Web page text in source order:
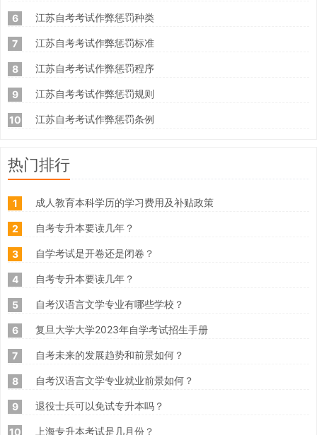
6 江苏自考考试作弊惩罚种类
7 江苏自考考试作弊惩罚标准
8 江苏自考考试作弊惩罚程序
9 江苏自考考试作弊惩罚规则
10 江苏自考考试作弊惩罚条例
热门排行
1 成人教育本科学历的学习费用及补贴政策
2 自考专升本要读几年？
3 自学考试是开卷还是闭卷？
4 自考专升本要读几年？
5 自考汉语言文学专业有哪些学校？
6 复旦大学大学2023年自学考试招生手册
7 自考未来的发展趋势和前景如何？
8 自考汉语言文学专业就业前景如何？
9 退役士兵可以免试专升本吗？
10 上海专升本考试是几月份？